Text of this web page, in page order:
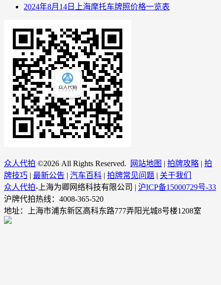
2024年8月14日上海摩托车牌照价格一览表
众人代拍 ©2026 All Rights Reserved. 网站地图 | 拍牌攻略 | 拍
牌技巧 | 最新公告 | 汽车百科 | 拍牌常见问题 | 关于我们
众人代拍-上海为卿网络科技有限公司 | 沪ICP备15000729号-33
沪牌代拍热线：4008-365-520
地址：上海市浦东新区高科东路777弄阳光城8号楼1208室